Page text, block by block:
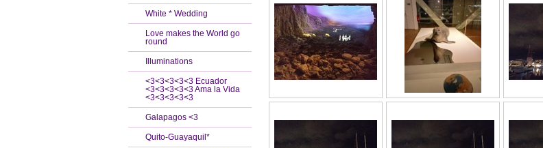
White * Wedding
Love makes the World go
round
Illuminations
<3<3<3<3<3 Ecuador
<3<3<3<3<3 Ama la Vida
<3<3<3<3<3
Galapagos <3
Quito-Guayaquil*